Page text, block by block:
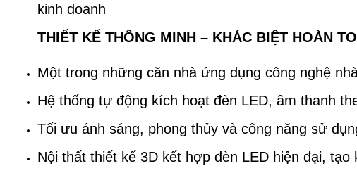
kinh doanh
THIẾT KẾ THÔNG MINH – KHÁC BIỆT HOÀN
Một trong những căn nhà ứng dụng công nghệ
Hệ thống tự động kích hoạt đèn LED, âm thanh
Tối ưu ánh sáng, phong thủy và công năng sử
Nội thất thiết kế 3D kết hợp đèn LED hiện đại, tạo